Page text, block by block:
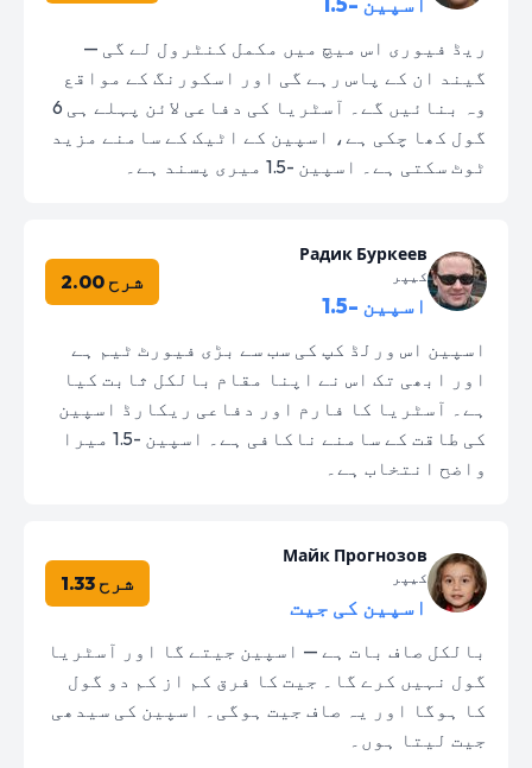
ریڈ فیوری اس میچ میں مکمل کنٹرول لے گی —
گیند ان کے پاس رہے گی اور اسکورنگ کے مواقع
وہ بنائیں گے۔ آسٹریا کی دفاعی لائن پہلے ہی 6
گول کھا چکی ہے، اسپین کے اٹیک کے سامنے مزید
ٹوٹ سکتی ہے۔ اسپین -1.5 میری پسند ہے۔
Радик Буркеев
کیپر
اسپین -1.5
شرح 2.00
اسپین اس ورلڈ کپ کی سب سے بڑی فیورٹ ٹیم ہے
اور ابھی تک اس نے اپنا مقام بالکل ثابت کیا
ہے۔ آسٹریا کا فارم اور دفاعی ریکارڈ اسپین
کی طاقت کے سامنے ناکافی ہے۔ اسپین -1.5 میرا
واضح انتخاب ہے۔
Майк Прогнозов
کیپر
اسپین کی جیت
شرح 1.33
بالکل صاف بات ہے — اسپین جیتے گا اور آسٹریا
گول نہیں کرے گا۔ جیت کا فرق کم از کم دو گول
کا ہوگا اور یہ صاف جیت ہوگی۔ اسپین کی سیدھی
جیت لیتا ہوں۔